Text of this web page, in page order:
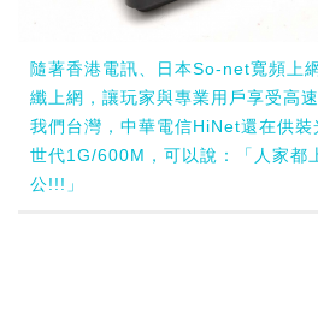
隨著香港電訊、日本So-net寬頻上
纖上網，讓玩家與專業用戶享受高
我們台灣，中華電信HiNet還在供
世代1G/600M，可以說：「人家都
公!!!」